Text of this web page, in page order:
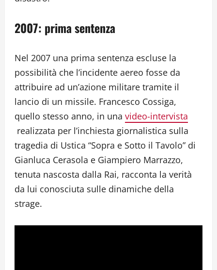
2007: prima sentenza
Nel 2007 una prima sentenza escluse la
possibilità che l’incidente aereo fosse da
attribuire ad un’azione militare tramite il
lancio di un missile. Francesco Cossiga,
quello stesso anno, in una video-intervista
realizzata per l’inchiesta giornalistica sulla
tragedia di Ustica “Sopra e Sotto il Tavolo” di
Gianluca Cerasola e Giampiero Marrazzo,
tenuta nascosta dalla Rai, racconta la verità
da lui conosciuta sulle dinamiche della
strage.